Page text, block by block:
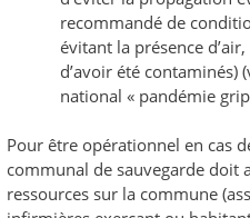
recommandé de
évitant la présence
d’avoir été contaminés)
national « pandémie
Pour être opérationnel en cas
communal de sauvegarde doit
ressources sur la commune